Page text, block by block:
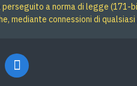
a norma di legge
mediante connessioni di